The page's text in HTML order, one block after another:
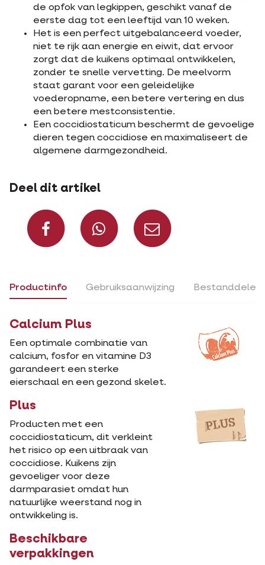
de opfok van legkippen, geschikt vanaf de
eerste dag tot een leeftijd van 10 weken.
Het is een perfect uitgebalanceerd voeder,
niet te rijk aan energie en eiwit, dat ervoor
zorgt dat de kuikens optimaal ontwikkelen,
zonder te snelle vervetting. De meelvorm
staat garant voor een geleidelijke
voederopname, een betere vertering en dus
een betere mestconsistentie.
Een coccidiostaticum beschermt de gevoelige
dieren tegen coccidiose en maximaliseert de
algemene darmgezondheid.
Deel dit artikel
Deel op Facebook
Deel via
Productinfo Gebruiksaanwijzing Bestanddelen
Calcium Plus
Een optimale combinatie van
calcium, fosfor en vitamine D3
garandeert een sterke
eierschaal en een gezond skelet.
Plus
Producten met een
coccidiostaticum, dit verkleint
het risico op een uitbraak van
coccidiose. Kuikens zijn
gevoeliger voor deze
darmparasiet omdat hun
natuurlijke weerstand nog in
ontwikkeling is.
Beschikbare
verpakkingen